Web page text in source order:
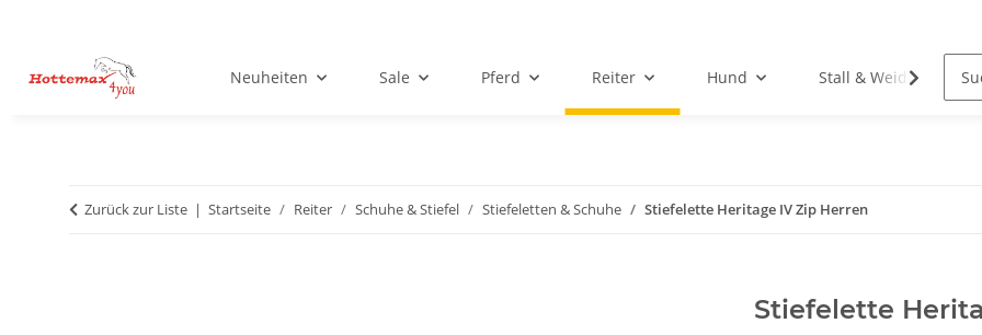
Neuheiten Sale Pferd Reiter Hund Stall & Weide
Zurück zur Liste Startseite Reiter Schuhe & Stiefel Stiefeletten & Schuhe Stiefelette Heritage IV Zip Herren
Stiefelette